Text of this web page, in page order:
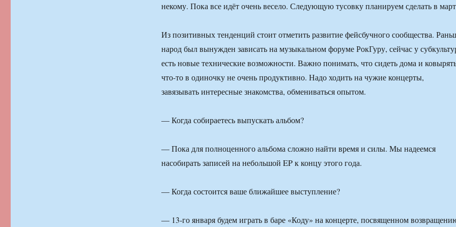
некому. Пока все идёт очень весело. Следующую тусовку планируем сделать в
Из позитивных тенденций стоит отметить развитие фейсбучного сообщества.
народ был вынужден зависать на музыкальном форуме РокГуру, сейчас у
есть новые технические возможности. Важно понимать, что сидеть дома и
что-то в одиночку не очень продуктивно. Надо ходить на чужие концерты,
завязывать интересные знакомства, обмениваться опытом.
— Когда собираетесь выпускать альбом?
— Пока для полноценного альбома сложно найти время и силы. Мы надеемся
насобирать записей на небольшой EP к концу этого года.
— Когда состоится ваше ближайшее выступление?
— 13-го января будем играть в баре «Коду» на концерте, посвященном